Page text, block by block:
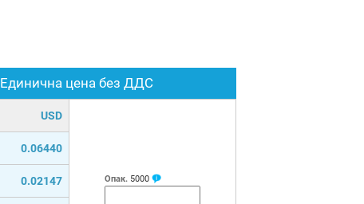
Единична цена без ДДС
USD
0.06440
0.02147 Опак. 5000